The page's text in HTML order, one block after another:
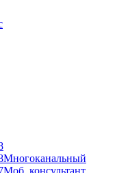
Многоканальный
Моб. консультант